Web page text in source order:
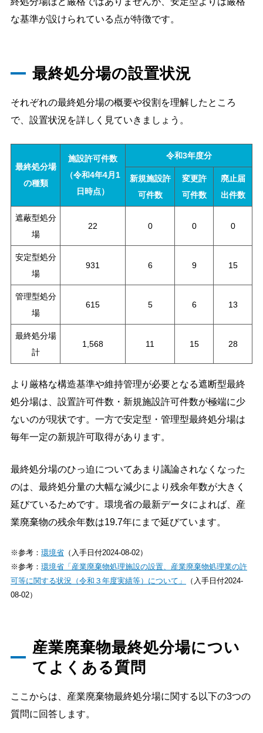
な基準が設けられている点が特徴です。
最終処分場の設置状況
それぞれの最終処分場の概要や役割を理解したところ
で、設置状況を詳しく見ていきましょう。
最終処分場
の種類
施設許可件数
（令和4年4月1
日時点）
令和3年度分
新規施設許
可件数
変更許
可件数
廃止届
出件数
遮蔽型処分
場
22 0 0 0
安定型処分
場
931 6 9 15
管理型処分
場
615 5 6 13
最終処分場
計
1,568 11 15 28
より厳格な構造基準や維持管理が必要となる遮断型最終
処分場は、設置許可件数・新規施設許可件数が極端に少
ないのが現状です。一方で安定型・管理型最終処分場は
毎年一定の新規許可取得があります。
最終処分場のひっ迫についてあまり議論されなくなった
のは、最終処分量の大幅な減少により残余年数が大きく
延びているためです。環境省の最新データによれば、産
業廃棄物の残余年数は19.7年にまで延びています。
※参考： 環境省 （入手日付2024-08-02）
※参考： 環境省「産業廃棄物処理施設の設置、産業廃棄物処理業の許
可等に関する状況（令和３年度実績等）について」
（入手日付2024-
08-02）
産業廃棄物最終処分場につい
てよくある質問
ここからは、産業廃棄物最終処分場に関する以下の3つの
質問に回答します。